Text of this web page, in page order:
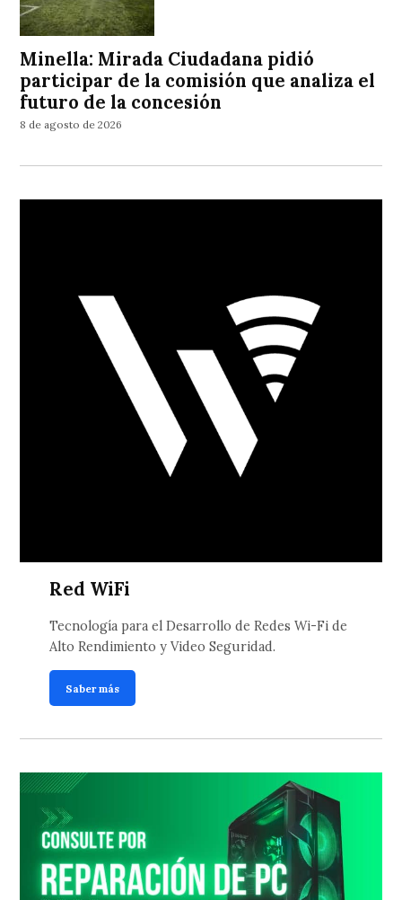
Minella: Mirada Ciudadana pidió
participar de la comisión que analiza el
futuro de la concesión
8 de agosto de 2026
Red WiFi
Tecnología para el Desarrollo de Redes Wi-Fi de
Alto Rendimiento y Video Seguridad.
Saber más